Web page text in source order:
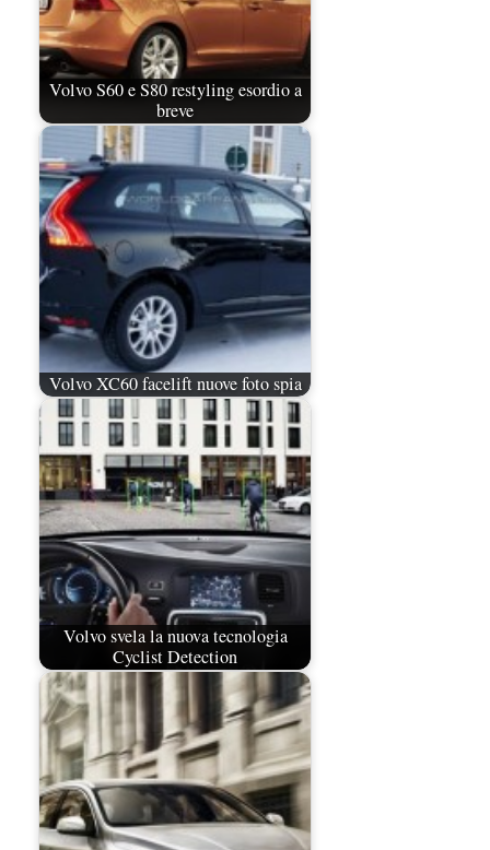
Volvo S60 e S80 restyling esordio a
breve
Volvo XC60 facelift nuove foto spia
Volvo svela la nuova tecnologia
Cyclist Detection